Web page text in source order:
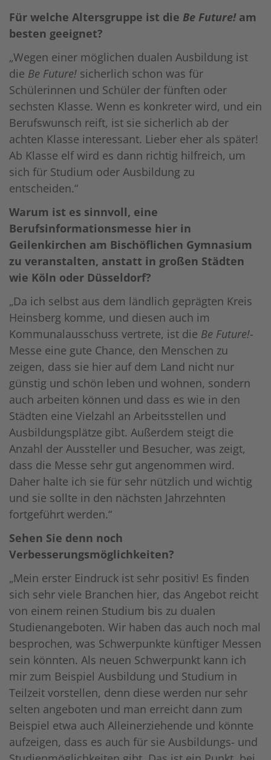
Für welche Altersgruppe ist die Be Future!am
besten geeignet?
„Wegen einer möglichen dualen Ausbildung ist
die Be Future! sicherlich schon was für
Schülerinnen und Schüler der fünften oder
sechsten Klasse. Wenn es konkreter wird, und ein
Berufswunsch reift, ist sie sicherlich ab der
achten Klasse interessant. Lieber eher als später!
Ab Klasse elf wird es dann richtig hilfreich, um
sich für Studium oder Ausbildung zu
entscheiden.“
Warum ist es sinnvoll, eine
Berufsinformationsmesse hier in
Geilenkirchen am Bischöflichen Gymnasium
zu veranstalten, anstatt in großen Städten
wie Köln oder Düsseldorf?
„Da ich selbst aus dem ländlich geprägten Kreis
Heinsberg komme, und diesen auch im
Kommunalausschuss vertrete, ist die Be Future!-
Messe eine gute Chance, den Menschen zu
zeigen, dass sie hier auf dem Land nicht nur
günstig und schön leben und wohnen, sondern
auch arbeiten können und dass es wie in den
Städten eine Vielzahl an Arbeitsstellen und
Ausbildungsplätze gibt. Außerdem steigt die
Anzahl der Aussteller und Besucher, was zeigt,
dass die Messe sehr gut angenommen wird.
Daher halte ich sie für sehr nützlich und wichtig
und sie sollte in den nächsten Jahrzehnten
fortgeführt werden.“
Sehen Sie denn noch
Verbesserungsmöglichkeiten?
„Mein erster Eindruck ist sehr positiv! Es finden
sich sehr viele Branchen hier, das Angebot reicht
von einem reinen Studium bis zu dualen
Studienangeboten. Wir haben das auch noch mal
besprochen, was Schwerpunkte künftiger Messen
sein könnten. Als neuen Schwerpunkt kann ich
mir zum Beispiel Ausbildung und Studium in
Teilzeit vorstellen, denn diese werden nur sehr
selten angeboten und man erreicht dann zum
Beispiel etwa auch Alleinerziehende und könnte
aufzeigen, dass es auch für sie Ausbildungs- und